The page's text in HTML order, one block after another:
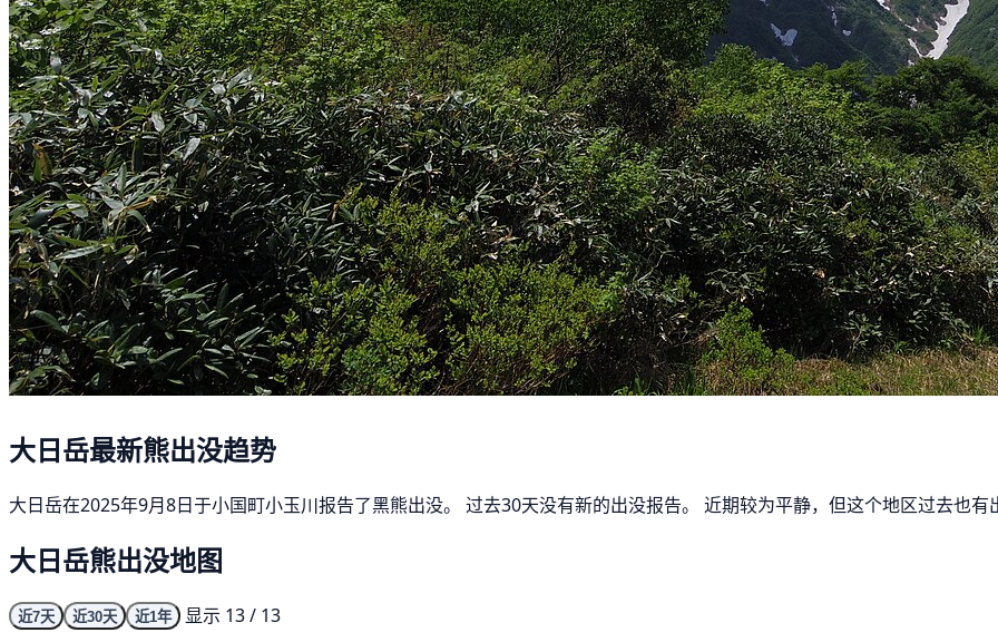
大日岳最新熊出没趋势
大日岳在2025年9月8日于小国町小玉川报告了黑熊出没。 过去30天没有新的出没报告。 近期较为平静，但这个地区过去也
大日岳熊出没地图
近7天 近30天 近1年
显示 13 / 13